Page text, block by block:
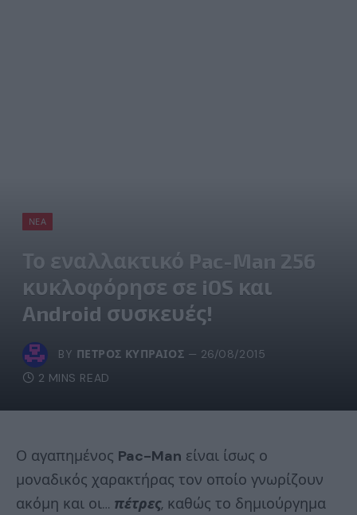
ΝΈΑ
Το εναλλακτικό Pac-Man 256
κυκλοφόρησε σε iOS και
Android συσκευές!
BY ΠΈΤΡΟΣ ΚΥΠΡΑΊΟΣ
26/08/2015
2 MINS READ
Ο αγαπημένος Pac-Man είναι ίσως ο
μοναδικός χαρακτήρας τον οποίο γνωρίζουν
ακόμη και οι… πέτρες, καθώς το δημιούργημα